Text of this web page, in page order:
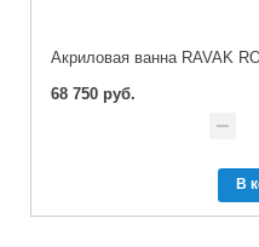
Акриловая ванна RAVAK
68 750 руб.
В